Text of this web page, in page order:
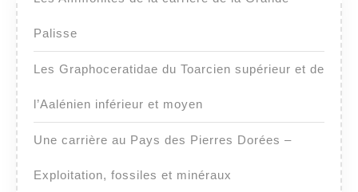
Palisse
Les Graphoceratidae du Toarcien supérieur et de
l’Aalénien inférieur et moyen
Une carrière au Pays des Pierres Dorées –
Exploitation, fossiles et minéraux